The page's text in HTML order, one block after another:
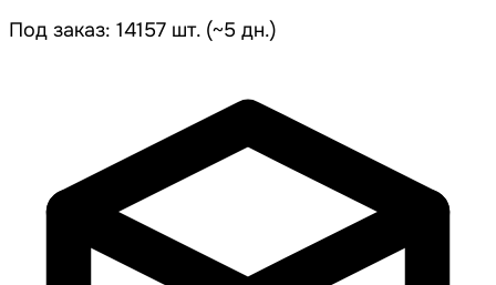
Под заказ: 14157 шт. (~5 дн.)